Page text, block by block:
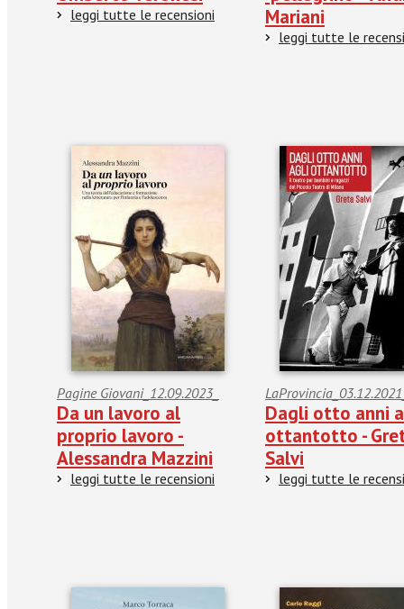
leggi tutte le recensioni
Mariani
leggi tutte le
Pagine Giovani_12.09.2023_
Da un lavoro al
proprio lavoro -
Alessandra Mazzini
leggi tutte le recensioni
Dagli otto anni
ottantotto -
Salvi
leggi tutte le